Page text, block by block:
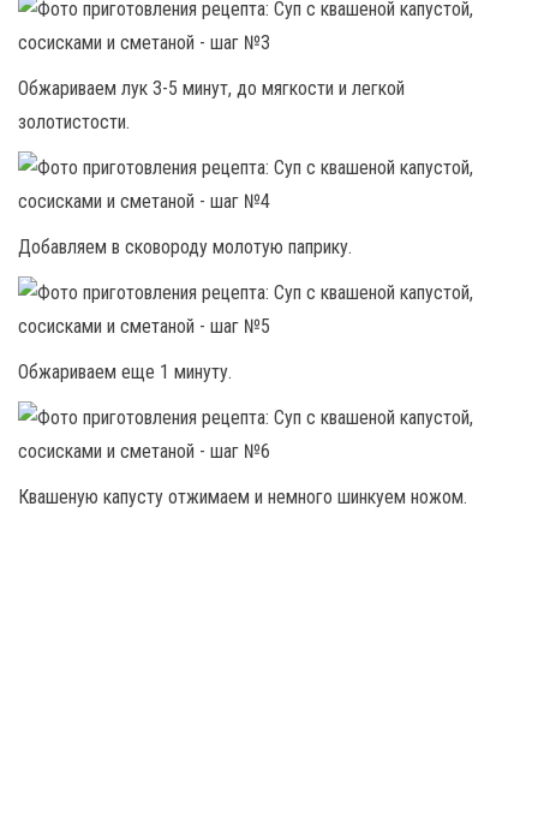
Обжариваем лук 3-5 минут, до мягкости и легкой
золотистости.
Добавляем в сковороду молотую паприку.
Обжариваем еще 1 минуту.
Квашеную капусту отжимаем и немного шинкуем ножом.